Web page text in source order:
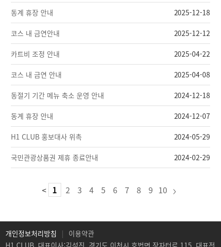
동계 휴장 안내 2025-12-18
코스 내 금연안내 2025-12-12
카트비 조정 안내 2025-04-22
코스 내 금연 안내 2025-04-08
동절기 기간 메뉴 축소 운영 안내 2024-12-18
동계 휴장 안내 2024-12-07
H1 CLUB 홍보대사 위촉 2024-05-29
국민관광상품권 제휴 종료안내 2024-02-29
< 1 2 3 4 5 6 7 8 9 10 >
H1 CLUB 대표이사:김석진 경기도 이천시 호법면 장자터로 115 대표전
개인정보처리방침 | 이용약관